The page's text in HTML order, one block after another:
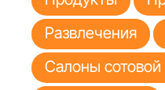
Развлечения
Салоны сотовой